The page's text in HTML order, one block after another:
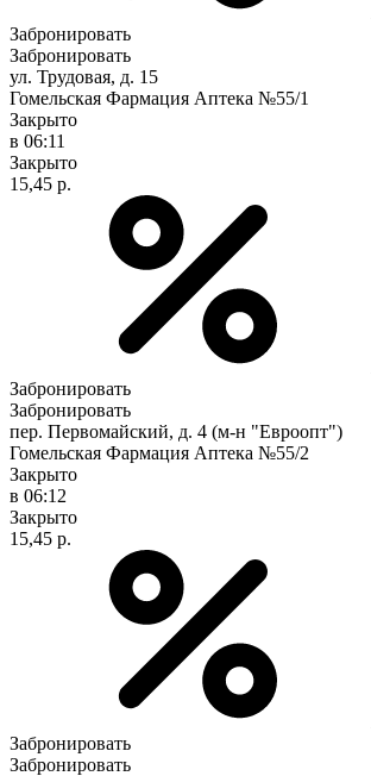
Забронировать
Забронировать
ул. Трудовая, д. 15
Гомельская Фармация Аптека №55/1
Закрыто
в 06:11
Закрыто
15,45 р.
Забронировать
Забронировать
пер. Первомайский, д. 4 (м-н "Евроопт")
Гомельская Фармация Аптека №55/2
Закрыто
в 06:12
Закрыто
15,45 р.
Забронировать
Забронировать